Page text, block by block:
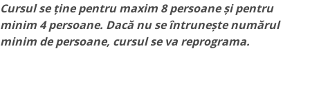
Cursul se ține pentru maxim 8 persoane și pentru
minim 4 persoane. Dacă nu se întrunește numărul
minim de persoane, cursul se va reprograma.